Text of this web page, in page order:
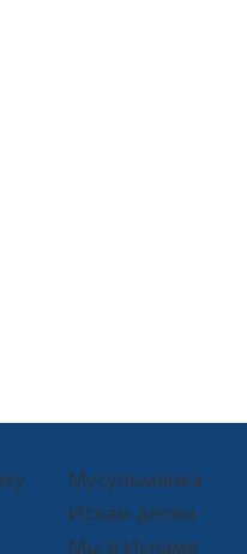
Мусульманка
Ислам детям
Мы в Исламе